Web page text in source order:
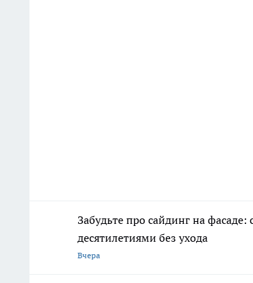
Забудьте про сайдинг на
десятилетиями без ухода
Вчера